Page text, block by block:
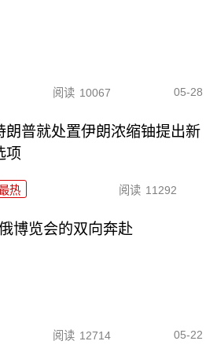
阅读 10067 05-28
朗普就处置伊朗浓缩铀提出新
项
热 阅读 11292
博览会的双向奔赴
阅读 12714 05-22